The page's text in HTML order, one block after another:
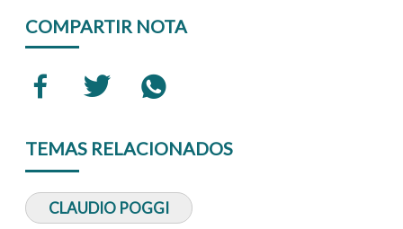
COMPARTIR NOTA
TEMAS RELACIONADOS
CLAUDIO POGGI